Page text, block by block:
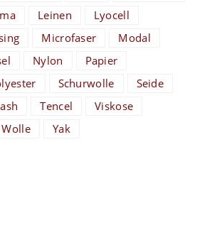
Leinen
Lyocell
Microfaser
Modal
Nylon
Papier
Schurwolle
Seide
Tencel
Viskose
Wolle Yak